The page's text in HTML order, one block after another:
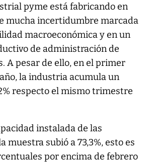
pyme está fabricando en
mucha incertidumbre marcada
macroeconómica y en un
de administración de
A pesar de ello, en el primer
la industria acumula un
respecto el mismo trimestre
instalada de las
muestra subió a 73,3%, esto es
por encima de febrero